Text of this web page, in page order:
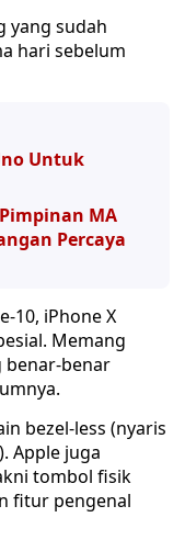
yang sudah
hari sebelum
Untuk
MA
Percaya
10, iPhone X
Memang
benar-benar
bezel-less (nyaris
Apple juga
tombol fisik
fitur pengenal